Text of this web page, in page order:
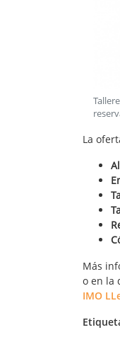
La
Más
o en la
IMO